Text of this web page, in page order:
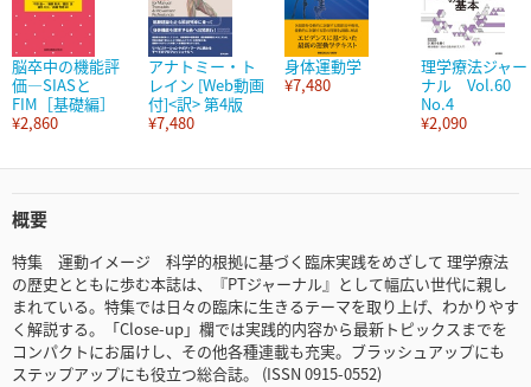
脳卒中の機能評
価―SIASと
FIM［基礎編］
¥2,860
アナトミー・ト
レイン [Web動画
付]<訳> 第4版
¥7,480
身体運動学
¥7,480
理学療法ジャー
ナル Vol.60
No.4
¥2,090
概要
特集 運動イメージ 科学的根拠に基づく臨床実践をめざして 理学療法
の歴史とともに歩む本誌は、『PTジャーナル』として幅広い世代に親し
まれている。特集では日々の臨床に生きるテーマを取り上げ、わかりやす
く解説する。「Close-up」欄では実践的内容から最新トピックスまでを
コンパクトにお届けし、その他各種連載も充実。ブラッシュアップにも
ステップアップにも役立つ総合誌。 (ISSN 0915-0552)